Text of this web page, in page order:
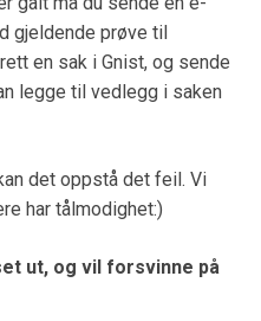
gjeldende prøve til
en sak i Gnist, og sende
legge til vedlegg i saken
det oppstå det feil. Vi
har tålmodighet:)
ut, og vil forsvinne på